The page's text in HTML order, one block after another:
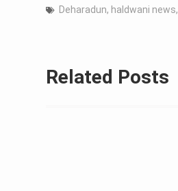
Deharadun, haldwani news,
Related Posts